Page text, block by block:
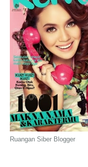
Ruangan Siber Blogger